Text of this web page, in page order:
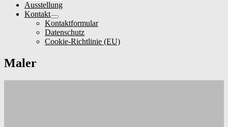
Ausstellung
Kontakt
Kontaktformular
Datenschutz
Cookie-Richtlinie (EU)
Maler